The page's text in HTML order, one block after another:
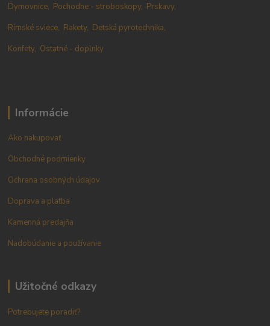
Dymovnice, Pochodne - stroboskopy, Prskavy,
Rímské sviece, Rakety, Detská pyrotechnika,
Konfety, Ostatné - doplnky
Informácie
Ako nakupovať
Obchodné podmienky
Ochrana osobných údajov
Doprava a platba
Kamenná predajňa
Nadobúdanie a používanie
Užitočné odkazy
Potrebujete poradiť?